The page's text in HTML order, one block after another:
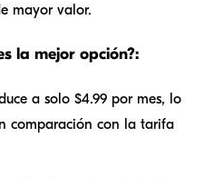
mayor valor.
la mejor opción?:
a solo $4.99 por mes, lo
comparación con la tarifa